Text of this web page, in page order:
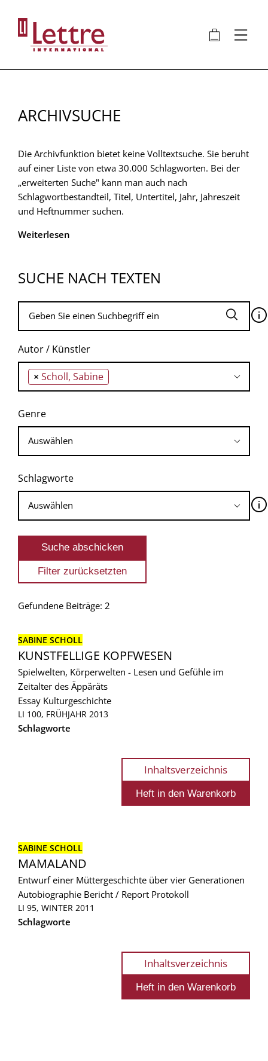
Inhalt
🛍 ⋮
ARCHIVSUCHE
Die Archivfunktion bietet keine Volltextsuche. Sie beruht
auf einer Liste von etwa 30.000 Schlagworten. Bei der
„erweiterten Suche" kann man auch nach
Schlagwortbestandteil, Titel, Untertitel, Jahr, Jahreszeit
und Heftnummer suchen.
Weiterlesen
SUCHE NACH TEXTEN
🛈
Autor / Künstler
× Scholl, Sabine
Genre
Schlagworte
🛈
Gefundene Beiträge: 2
SABINE SCHOLL
KUNSTFELLIGE KOPFWESEN
Spielwelten, Körperwelten - Lesen und Gefühle im
Zeitalter des Äppäräts
Essay Kulturgeschichte
LI 100, FRÜHJAHR 2013
Schlagworte
Inhaltsverzeichnis
SABINE SCHOLL
MAMALAND
Entwurf einer Müttergeschichte über vier Generationen
Autobiographie Bericht / Report Protokoll
LI 95, WINTER 2011
Schlagworte
Inhaltsverzeichnis